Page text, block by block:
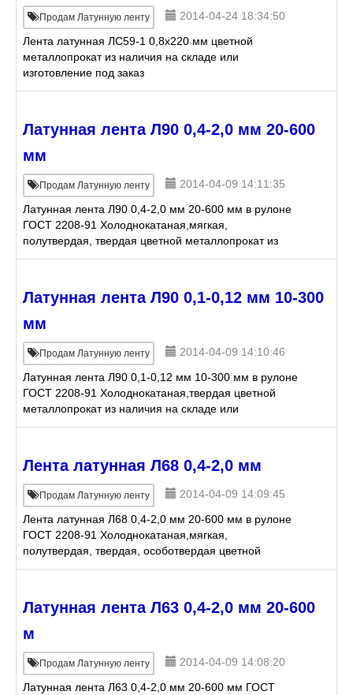
Продам Латунную ленту
2014-04-24 18:34:50
Лента латунная ЛС59-1 0,8х220 мм цветной
металлопрокат из наличия на складе или
изготовление под заказ
Латунная лента Л90 0,4-2,0 мм 20-600
мм
Продам Латунную ленту
2014-04-09 14:11:35
Латунная лента Л90 0,4-2,0 мм 20-600 мм в рулоне
ГОСТ 2208-91 Холоднокатаная,мягкая,
полутвердая, твердая цветной металлопрокат из
наличия на складе или изготовление под заказ
Латунная лента Л90 0,1-0,12 мм 10-300
мм
Продам Латунную ленту
2014-04-09 14:10:46
Латунная лента Л90 0,1-0,12 мм 10-300 мм в рулоне
ГОСТ 2208-91 Холоднокатаная,твердая цветной
металлопрокат из наличия на складе или
изготовление под заказ
Лента латунная Л68 0,4-2,0 мм
Продам Латунную ленту
2014-04-09 14:09:45
Лента латунная Л68 0,4-2,0 мм 20-600 мм в рулоне
ГОСТ 2208-91 Холоднокатаная,мягкая,
полутвердая, твердая, особотвердая цветной
металлопрокат из наличия на складе или
Латунная лента Л63 0,4-2,0 мм 20-600
м
Продам Латунную ленту
2014-04-09 14:08:20
Латунная лента Л63 0,4-2,0 мм 20-600 мм ГОСТ